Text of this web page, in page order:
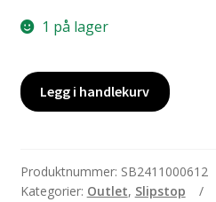
1 på lager
Slipstop
Frutti
2-
3
Legg i handlekurv
Produktnummer: SB2411000612
Kategorier: Outlet, Slipstop